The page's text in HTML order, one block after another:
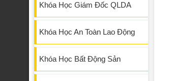
Khóa Học Giám Đốc QLDA
Khóa Học An Toàn Lao Động
Khóa Học Bất Động Sản